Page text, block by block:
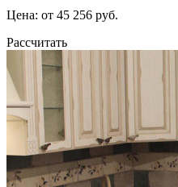
Цена: от 45 256 руб.
Рассчитать